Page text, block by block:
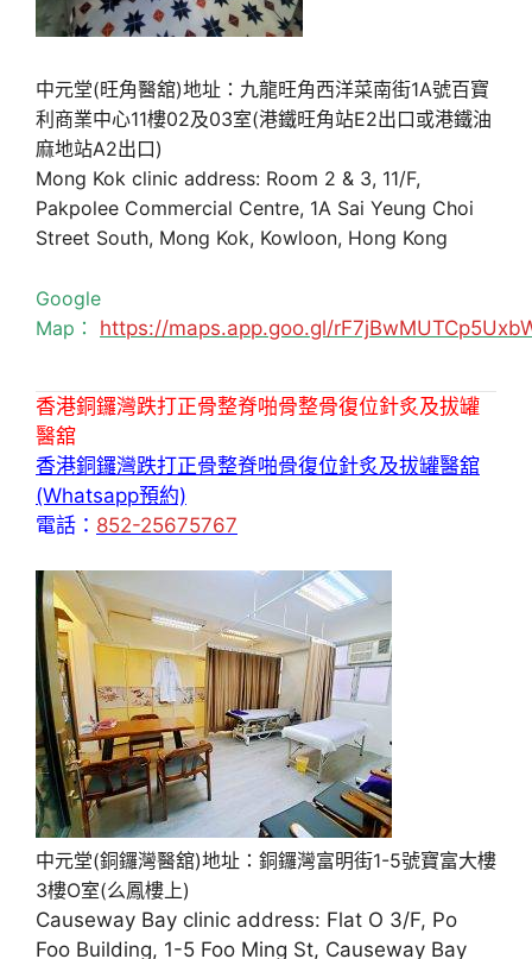
中元堂(旺角醫舘)地址：九龍旺角西洋菜南街1A號百寶
利商業中心11樓02及03室(港鐵旺角站E2出口或港鐵油
麻地站A2出口)
Mong Kok clinic address: Room 2 & 3, 11/F,
Pakpolee Commercial Centre, 1A Sai Yeung Choi
Street South, Mong Kok, Kowloon, Hong Kong
Google
Map： https://maps.app.goo.gl/
香港銅鑼灣跌打正骨整脊啪骨整骨復位針炙及拔罐
醫舘
香港銅鑼灣跌打正骨整脊啪骨復位針炙及拔罐醫舘
(Whatsapp預約)
電話： 852-25675767
中元堂(銅鑼灣醫舘)地址：銅鑼灣富明街1-5號寶富大樓
3樓O室(么鳳樓上)
Causeway Bay clinic address: Flat O 3/F, Po
Foo Building, 1-5 Foo Ming St, Causeway Bay